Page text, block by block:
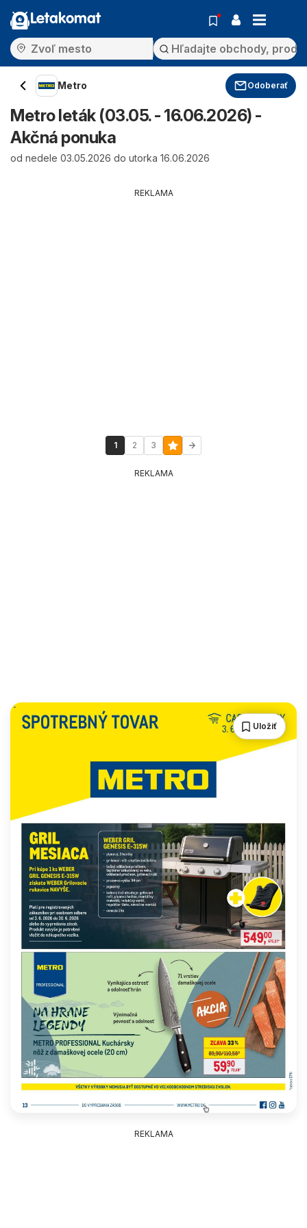
Letakomat
Metro Odoberať
Metro leták (03.05. - 16.06.2026) -
Akčná ponuka
od nedele 03.05.2026 do utorka 16.06.2026
REKLAMA
1 2 3
REKLAMA
Uložiť
REKLAMA